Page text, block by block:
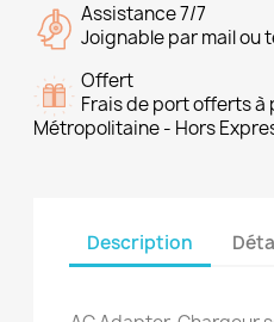
Assistance 7/7
Joignable par mail ou
Offert
Frais de port offerts
Métropolitaine - Hors
Description